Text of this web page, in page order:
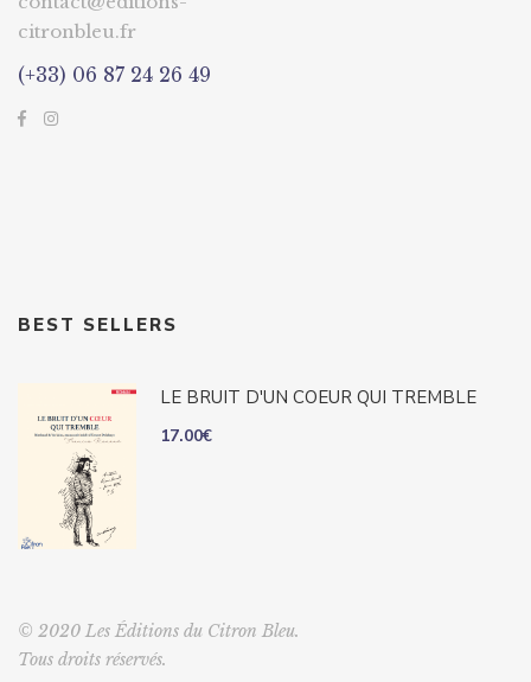
citronbleu.fr
(+33) 06 87 24 26 49
BEST SELLERS
LE BRUIT D'UN COEUR QUI TREMBLE
17.00€
© 2020 Les Éditions du Citron Bleu.
Tous droits réservés.